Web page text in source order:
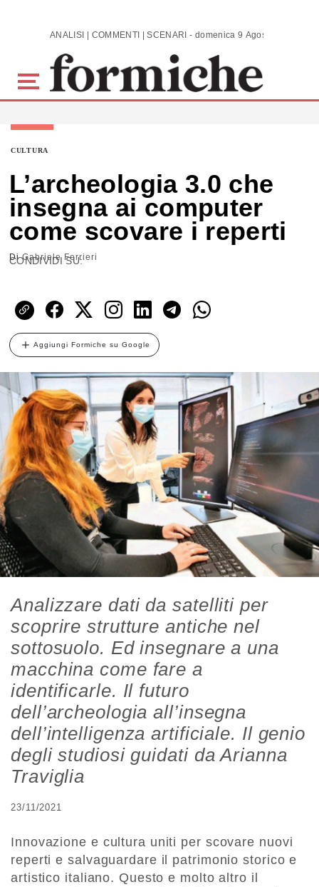
Skip to main content ANALISI | COMMENTI | SCENARI - domenica 9 Agosto 2026
CULTURA
L’archeologia 3.0 che
insegna ai computer
come scovare i reperti
DiGabriele Ferrieri
CONDIVIDI SU:
Aggiungi Formiche su Google
Analizzare dati da satelliti per
scoprire strutture antiche nel
sottosuolo. Ed insegnare a una
macchina come fare a
identificarle. Il futuro
dell’archeologia all’insegna
dell’intelligenza artificiale. Il genio
degli studiosi guidati da Arianna
Traviglia
23/11/2021
Innovazione e cultura uniti per scovare nuovi
reperti e salvaguardare il patrimonio storico e
artistico italiano. Questo e molto altro il